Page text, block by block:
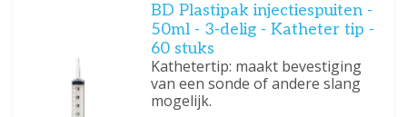
BD Plastipak injectiespuiten -
50ml - 3-delig - Katheter tip -
60 stuks
Kathetertip: maakt bevestiging
van een sonde of andere slang
mogelijk.